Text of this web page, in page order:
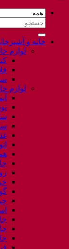
جستجو
برای:
خانه و
لوازم
لوازم